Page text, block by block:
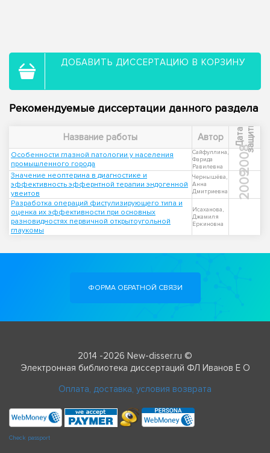
ДОБАВИТЬ ДИССЕРТАЦИЮ В КОРЗИНУ
Рекомендуемые диссертации данного раздела
Название работы Автор Д
а
т
а
з
а
щ
и
ты
Особенности глазной патологии у населения
промышленного города
Сайфуллина,
Фарида
Равилевна
2008
Значение неоптерина в диагностике и
эффективность эффернтной терапии эндогенной
увеитов
Чернышёва,
Анна
Дмитриевна
2009
Разработка операций фистулизирующего типа и
оценка их эффективности при основных
разновидностях первичной открытоугольной
глаукомы
Исаханова,
Джамиля
Еркиновна
ФОРМА ОБРАТНОЙ СВЯЗИ
2014 -2026 New-disser.ru ©
Электронная библиотека диссертаций ФЛ Иванов Е О
Оплата, доставка, условия возврата
Check passport